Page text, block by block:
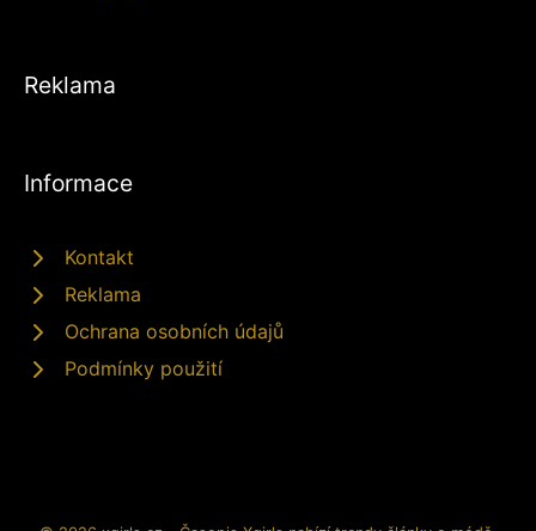
Reklama
Informace
Kontakt
Reklama
Ochrana osobních údajů
Podmínky použití